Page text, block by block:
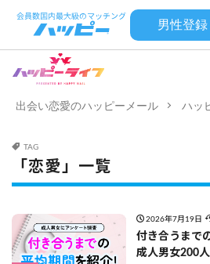
男性登録
出会い恋愛のハッピーメール ハッ
TAG
「恋愛」一覧
2026年7月19日
付き合うまで
成人男女200